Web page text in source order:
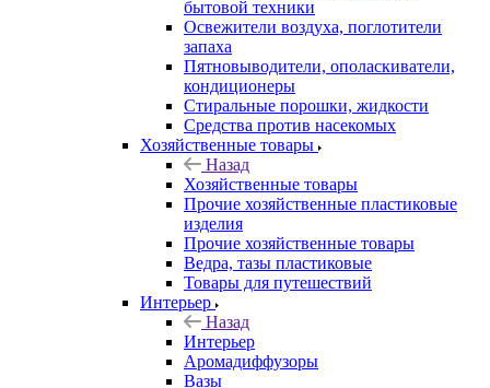
бытовой техники
Освежители воздуха, поглотители
запаха
Пятновыводители, ополаскиватели,
кондиционеры
Стиральные порошки, жидкости
Средства против насекомых
Хозяйственные товары
Назад
Хозяйственные товары
Прочие хозяйственные пластиковые
изделия
Прочие хозяйственные товары
Ведра, тазы пластиковые
Товары для путешествий
Интерьер
Назад
Интерьер
Аромадиффузоры
Вазы